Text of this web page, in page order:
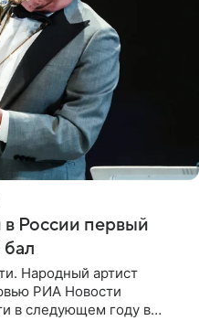
в России первый
Народный артист
РИА Новости
в следующем году в